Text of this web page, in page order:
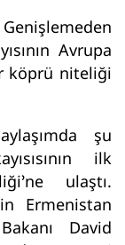
Avrupa
köprü niteliği
şu
ilk
ulaştı.
Ermenistan
David